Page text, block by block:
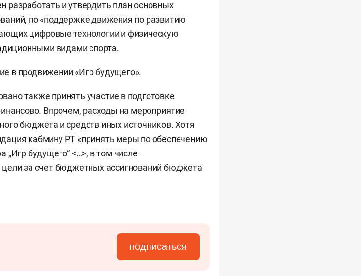
разработать и утвердить план основных
по «поддержке движения по развитию
цифровые технологии и физическую
видами спорта.
в продвижении «Игр будущего».
также принять участие в подготовке
Впрочем, расходы на мероприятие
бюджета и средств иных источников. Хотя
кабмину РТ «принять меры по обеспечению
„Игр будущего“ <…>, в том числе
за счет бюджетных ассигнований бюджета
подписаться